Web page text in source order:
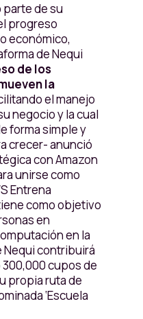
parte de su
progreso
económico,
de Nequi
de los
la
el manejo
negocio y la cual
forma simple y
crecer- anunció
con Amazon
unirse como
Entrena
como objetivo
en
en la
Nequi contribuirá
cupos de
propia ruta de
‘Escuela